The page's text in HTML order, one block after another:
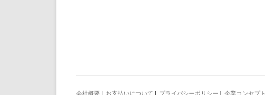
会社概要 お支払いについて プライバシーポリシー 企業コンセプト